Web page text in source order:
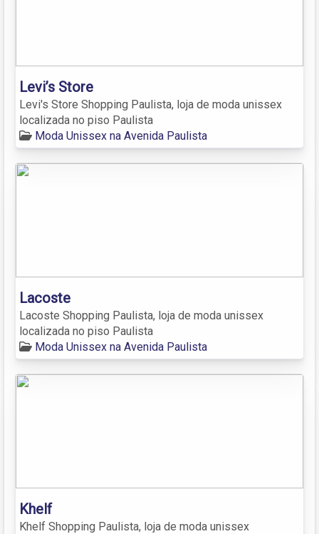
Levi’s Store
Levi's Store Shopping Paulista, loja de moda unissex
localizada no piso Paulista
Moda Unissex na Avenida Paulista
Lacoste
Lacoste Shopping Paulista, loja de moda unissex
localizada no piso Paulista
Moda Unissex na Avenida Paulista
Khelf
Khelf Shopping Paulista, loja de moda unissex